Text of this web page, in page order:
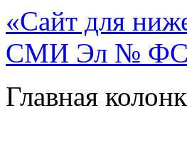
«Сайт для
СМИ Эл №
Главная